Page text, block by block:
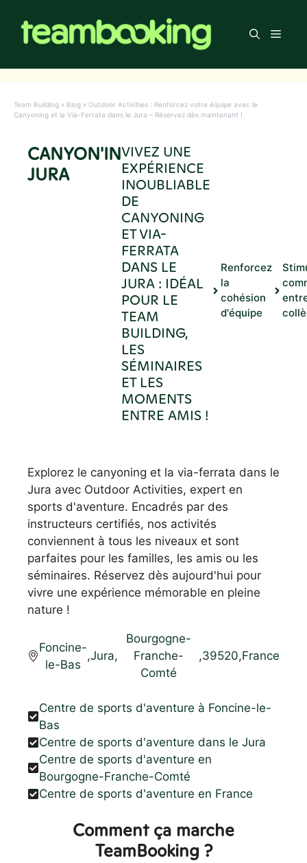
contenu
Menu
Team Building » Blog » Outdoor Activities : Renforcez votre équipe avec le
Canyoning et la Via-Ferrata dans le Jura – Réservez dès maintenant !
CANYON'IN
JURA
VIVEZ UNE
EXPÉRIENCE
INOUBLIABLE
DE
CANYONING
ET VIA-
FERRATA
DANS LE
JURA : IDÉAL
POUR LE
TEAM
BUILDING,
LES
SÉMINAIRES
ET LES
MOMENTS
ENTRE AMIS !
Renforcez
la
cohésion
d'équipe
Explorez le canyoning et la via-ferrata dans le
Jura avec Outdoor Activities, expert en
sports d'aventure. Encadrés par des
instructeurs certifiés, nos activités
conviennent à tous les niveaux et sont
parfaites pour les familles, les amis ou les
séminaires. Réservez dès aujourd'hui pour
vivre une expérience mémorable en pleine
nature !
Foncine-
le-Bas
,Jura,
Bourgogne-
Franche-
Comté
,39520,France
Centre de sports d'aventure à Foncine-le-
Bas
Centre de sports d'aventure dans le Jura
Centre de sports d'aventure en
Bourgogne-Franche-Comté
Centre de sports d'aventure en France
Comment ça marche
TeamBooking ?